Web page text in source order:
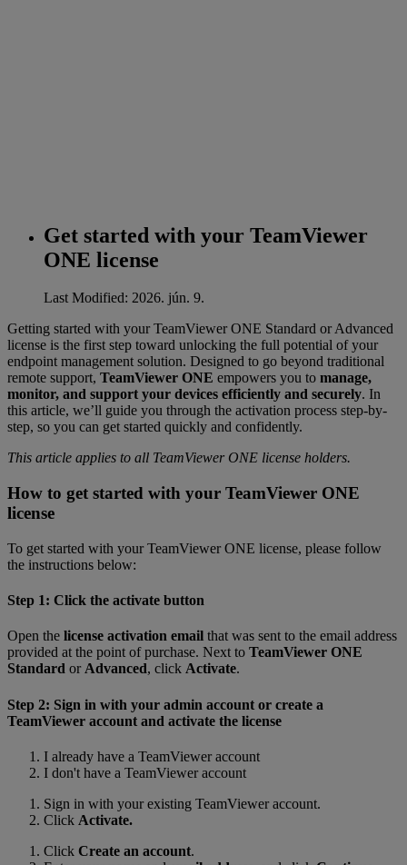
Get started with your TeamViewer
ONE license
Last Modified: 2026. jún. 9.
Getting started with your TeamViewer ONE Standard or Advanced
license is the first step toward unlocking the full potential of your
endpoint management solution. Designed to go beyond traditional
remote support, TeamViewer ONE empowers you to manage,
monitor, and support your devices efficiently and securely. In
this article, we’ll guide you through the activation process step-by-
step, so you can get started quickly and confidently.
This article applies to all TeamViewer ONE license holders.
How to get started with your TeamViewer ONE
license
To get started with your TeamViewer ONE license, please follow
the instructions below:
Step 1: Click the activate button
Open the license activation email that was sent to the email address
provided at the point of purchase. Next to TeamViewer ONE
Standard orAdvanced, click Activate.
Step 2: Sign in with your admin account or create a
TeamViewer account and activate the license
I already have a TeamViewer account
I don't have a TeamViewer account
Sign in with your existing TeamViewer account.
Click Activate.
Click Create an account.